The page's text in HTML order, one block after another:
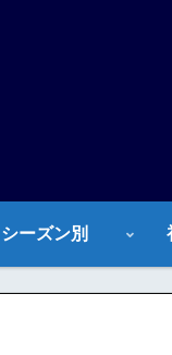
シーズン別